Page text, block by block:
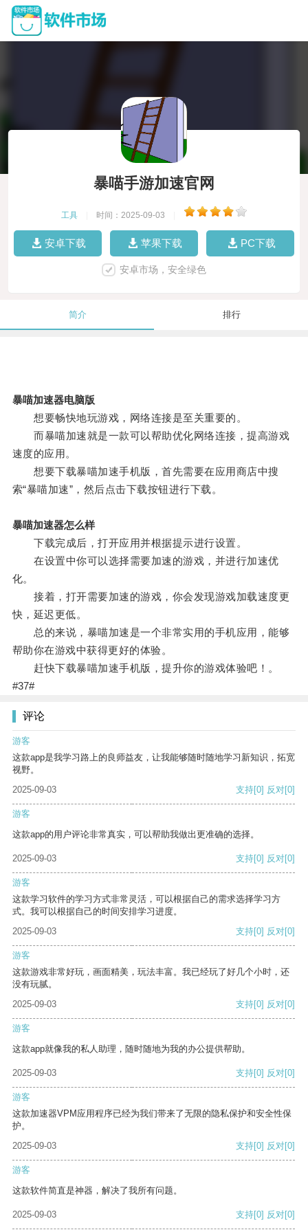
暴喵手游加速官网
工具 时间：2025-09-03
安卓下载 苹果下载 PC下载
安卓市场，安全绿色
简介 排行
暴喵加速器电脑版
想要畅快地玩游戏，网络连接是至关重要的。
而暴喵加速就是一款可以帮助优化网络连接，提高游戏
速度的应用。
想要下载暴喵加速手机版，首先需要在应用商店中搜
索“暴喵加速”，然后点击下载按钮进行下载。
暴喵加速器怎么样
下载完成后，打开应用并根据提示进行设置。
在设置中你可以选择需要加速的游戏，并进行加速优
化。
接着，打开需要加速的游戏，你会发现游戏加载速度更
快，延迟更低。
总的来说，暴喵加速是一个非常实用的手机应用，能够
帮助你在游戏中获得更好的体验。
赶快下载暴喵加速手机版，提升你的游戏体验吧！。
#37#
评论
游客
这款app是我学习路上的良师益友，让我能够随时随地学习新知识，拓宽
视野。
2025-09-03
支持[0] 反对[0]
游客
这款app的用户评论非常真实，可以帮助我做出更准确的选择。
2025-09-03 支持[0] 反对[0]
游客
这款学习软件的学习方式非常灵活，可以根据自己的需求选择学习方
式。我可以根据自己的时间安排学习进度。
2025-09-03
支持[0] 反对[0]
游客
这款游戏非常好玩，画面精美，玩法丰富。我已经玩了好几个小时，还
没有玩腻。
2025-09-03
支持[0] 反对[0]
游客
这款app就像我的私人助理，随时随地为我的办公提供帮助。
2025-09-03 支持[0] 反对[0]
游客
这款加速器VPM应用程序已经为我们带来了无限的隐私保护和安全性保
护。
2025-09-03
支持[0] 反对[0]
游客
这款软件简直是神器，解决了我所有问题。
2025-09-03 支持[0] 反对[0]